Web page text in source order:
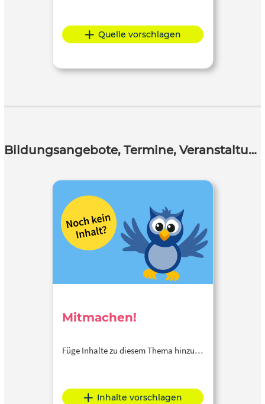
Quelle vorschlagen
Bildungsangebote, Termine, Veranstaltungen
Mitmachen!
Füge Inhalte zu diesem Thema hinzu…
Inhalte vorschlagen